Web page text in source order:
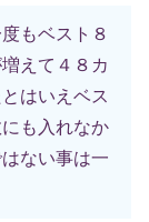
もベスト８
えて４８カ
はいえベス
も入れなか
ない事は一